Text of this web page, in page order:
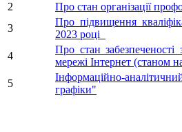
2
Про стан організації
3
Про підвищення
2023 році
4
Про стан
мережі Інтернет (станом
5
Інформаційно-
графіки"